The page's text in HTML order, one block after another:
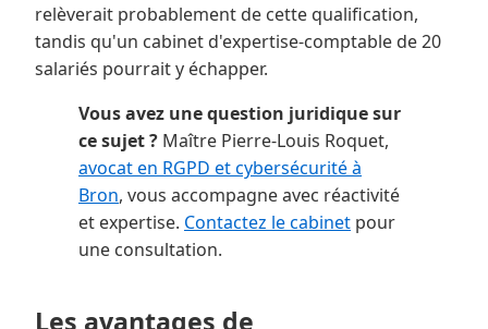
relèverait probablement de cette qualification,
tandis qu'un cabinet d'expertise-comptable de 20
salariés pourrait y échapper.
Vous avez une question juridique sur
ce sujet ? Maître Pierre-Louis Roquet,
avocat en RGPD et cybersécurité à
Bron, vous accompagne avec réactivité
et expertise. Contactez le cabinet pour
une consultation.
Les avantages de